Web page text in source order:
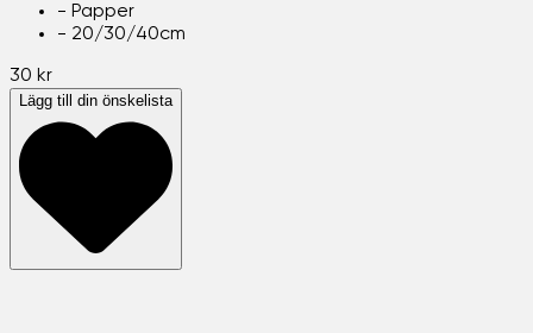
- Papper
- 20/30/40cm
30 kr
Lägg till din önskelista